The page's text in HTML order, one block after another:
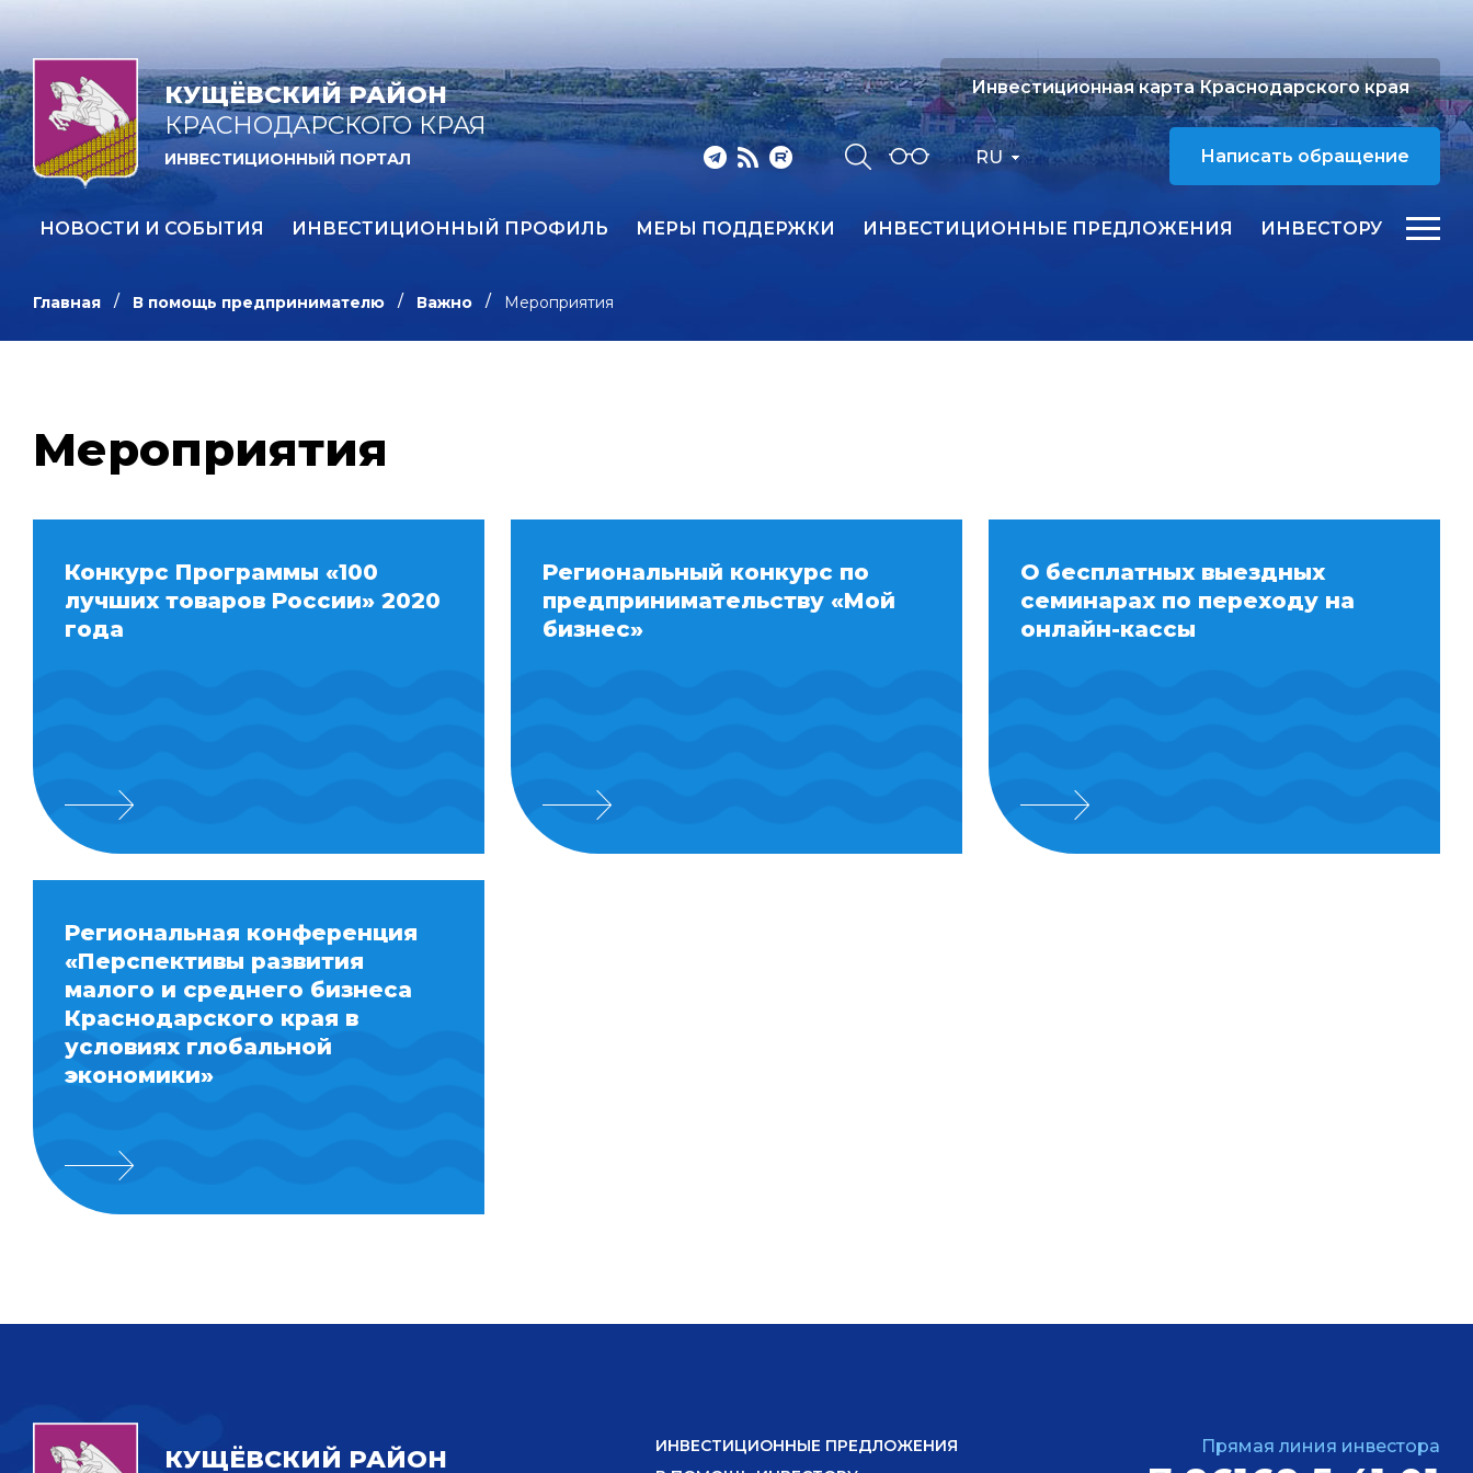
КУЩЁВСКИЙ РАЙОН
КРАСНОДАРСКОГО КРАЯ
ИНВЕСТИЦИОННЫЙ ПОРТАЛ RU
Инвестиционная карта Краснодарского края
Написать обращение
НОВОСТИ И СОБЫТИЯ ИНВЕСТИЦИОННЫЙ ПРОФИЛЬ МЕРЫ ПОДДЕРЖКИ ИНВЕСТИЦИОННЫЕ ПРЕДЛОЖЕНИЯ ИНВЕСТОРУ
Главная В помощь предпринимателю Важно Мероприятия
Мероприятия
Конкурс Программы «100
лучших товаров России» 2020
года
Региональный конкурс по
предпринимательству «Мой
бизнес»
О бесплатных выездных
семинарах по переходу на
онлайн-кассы
Региональная конференция
«Перспективы развития
малого и среднего бизнеса
Краснодарского края в
условиях глобальной
экономики»
КУЩЁВСКИЙ РАЙОН
ИНВЕСТИЦИОННЫЕ ПРЕДЛОЖЕНИЯ
Прямая линия инвестора